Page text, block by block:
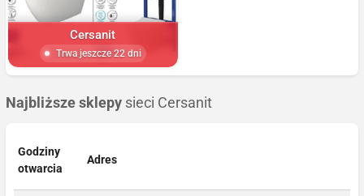
Cersanit
Trwa jeszcze 22 dni
Najbliższe sklepy sieci Cersanit
Godziny
otwarcia
Adres